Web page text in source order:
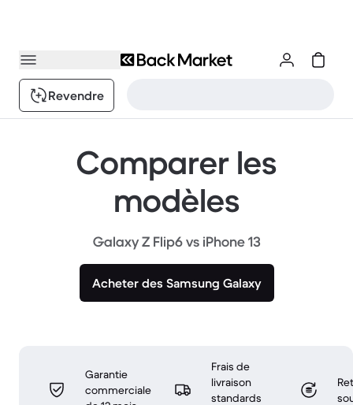
Revendre
Comparer les
modèles
Galaxy Z Flip6 vs iPhone 13
Acheter des Samsung Galaxy
Garantie
commerciale
Frais de
livraison
standards